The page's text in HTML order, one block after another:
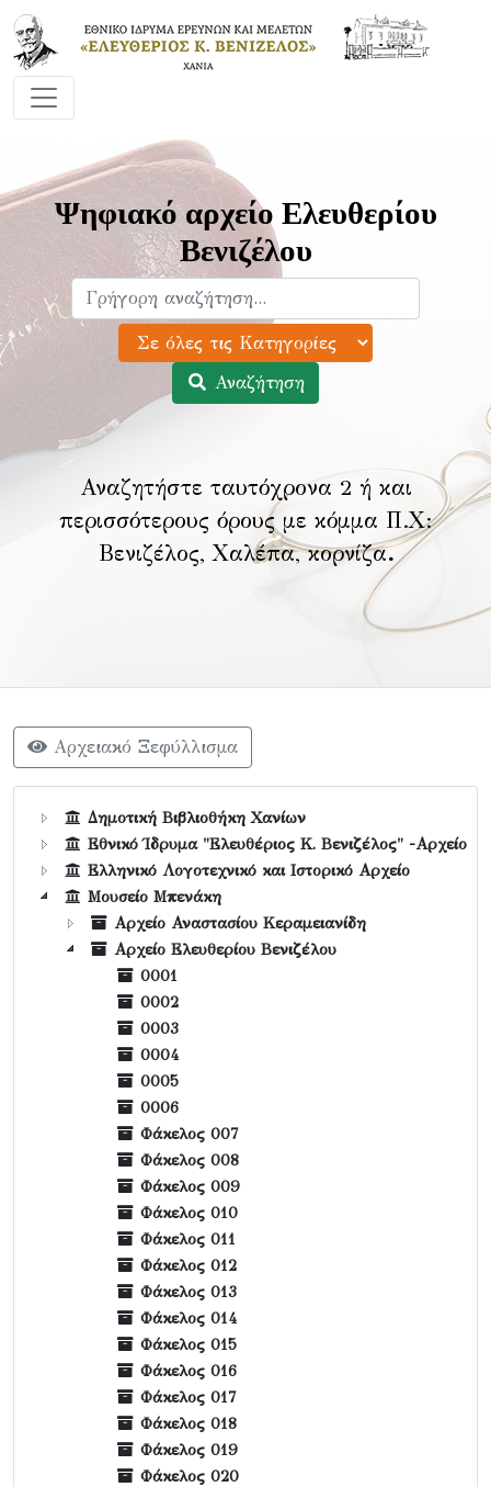
Ψηφιακό αρχείο Ελευθερίου
Βενιζέλου
Αναζήτηση
Αναζητήστε ταυτόχρονα 2 ή και
περισσότερους όρους με κόμμα Π.Χ:
Βενιζέλος, Χαλέπα, κορνίζα.
Αρχειακό Ξεφύλλισμα
Δημοτική Βιβλιοθήκη Χανίων
Εθνικό Ίδρυμα "Ελευθέριος Κ. Βενιζέλος" -Αρχείο
Ελληνικό Λογοτεχνικό και Ιστορικό Αρχείο
Μουσείο Μπενάκη
Αρχείο Αναστασίου Κεραμειανίδη
Αρχείο Ελευθερίου Βενιζέλου
0001
0002
0003
0004
0005
0006
Φάκελος 007
Φάκελος 008
Φάκελος 009
Φάκελος 010
Φάκελος 011
Φάκελος 012
Φάκελος 013
Φάκελος 014
Φάκελος 015
Φάκελος 016
Φάκελος 017
Φάκελος 018
Φάκελος 019
Φάκελος 020